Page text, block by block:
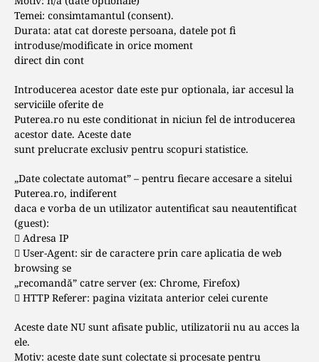
Temei: consimtamantul (consent).
Durata: atat cat doreste persoana, datele pot fi
introduse/modificate in orice moment
direct din cont
Introducerea acestor date este pur optionala, iar accesul la
serviciile oferite de
Puterea.ro nu este conditionat in niciun fel de introducerea
acestor date. Aceste date
sunt prelucrate exclusiv pentru scopuri statistice.
„Date colectate automat” – pentru fiecare accesare a sitelui
Puterea.ro, indiferent
daca e vorba de un utilizator autentificat sau neautentificat
(guest):
 Adresa IP
 User-Agent: sir de caractere prin care aplicatia de web
browsing se
„recomandă” catre server (ex: Chrome, Firefox)
 HTTP Referer: pagina vizitata anterior celei curente
Aceste date NU sunt afisate public, utilizatorii nu au acces la
ele.
Motiv: aceste date sunt colectate si procesate pentru